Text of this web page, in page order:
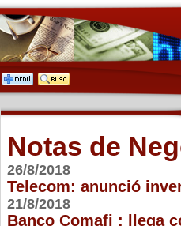
Notas de
26/8/2018
Telecom: anunció
21/8/2018
Banco Comafi : llega